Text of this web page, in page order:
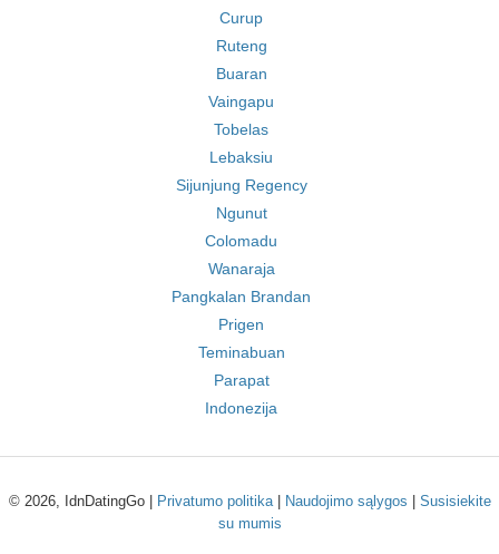
Curup
Ruteng
Buaran
Vaingapu
Tobelas
Lebaksiu
Sijunjung Regency
Ngunut
Colomadu
Wanaraja
Pangkalan Brandan
Prigen
Teminabuan
Parapat
Indonezija
© 2026, IdnDatingGo | Privatumo politika| Naudojimo sąlygos
Susisiekite
su mumis